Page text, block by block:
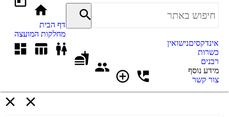
דף הבית
מחלקות המועצה
אינדקסיםנישואין
כשרות
רבנים
מידע נוסף
צור קשר